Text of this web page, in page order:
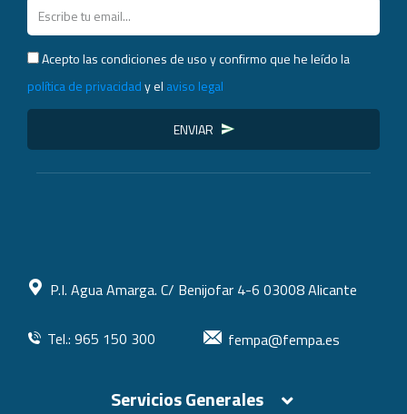
Acepto las condiciones de uso y confirmo que he leído la
política de privacidady el aviso legal
ENVIAR
P.I. Agua Amarga. C/ Benijofar 4-6 03008 Alicante
Tel.: 965 150 300 fempa@fempa.es
Servicios Generales